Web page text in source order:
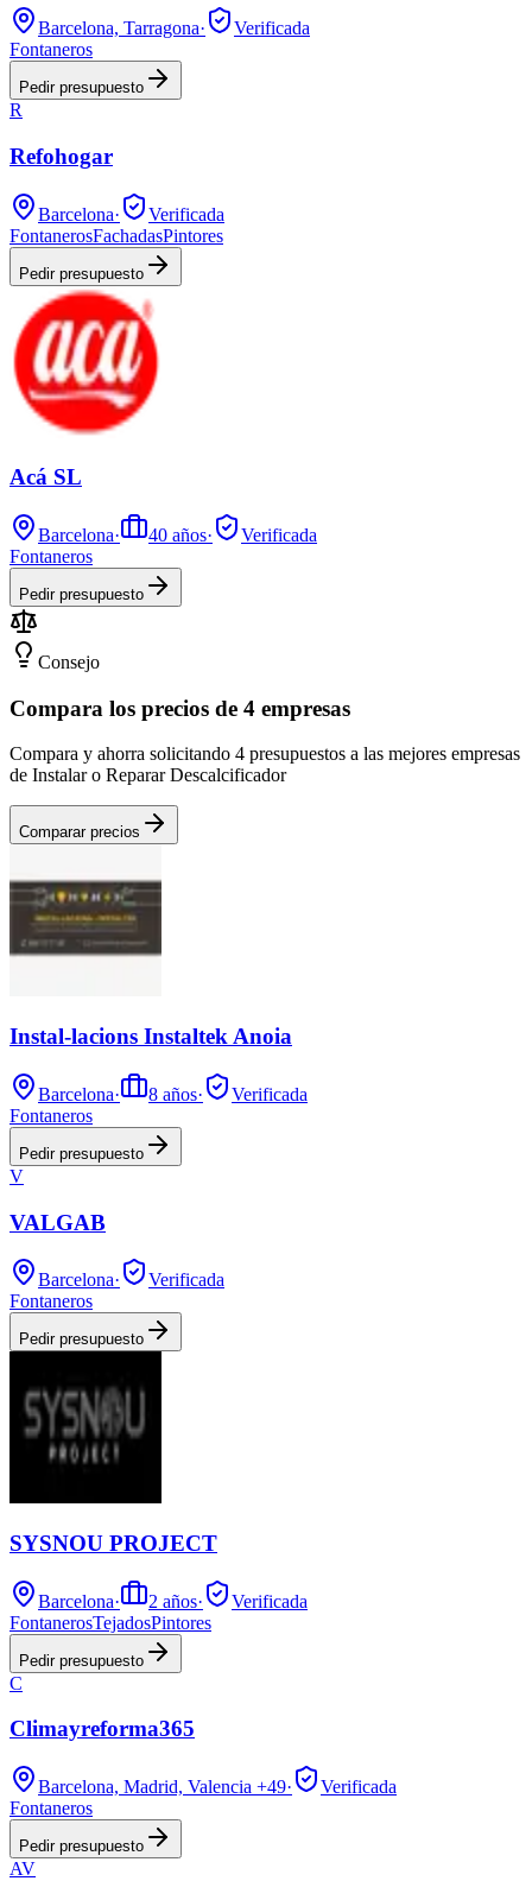
Barcelona, Tarragona·
Verificada
Fontaneros
Pedir presupuesto
R
Refohogar
Barcelona·
Verificada
FontanerosFachadasPintores
Pedir presupuesto
Acá SL
Barcelona· 40 años·
Verificada
Fontaneros
Pedir presupuesto
Consejo
Compara los precios de 4 empresas
Compara y ahorra solicitando 4 presupuestos a las mejores empresas
de Instalar o Reparar Descalcificador
Comparar precios
Instal-lacions Instaltek Anoia
Barcelona· 8 años·
Verificada
Fontaneros
Pedir presupuesto
V
VALGAB
Barcelona·
Verificada
Fontaneros
Pedir presupuesto
SYSNOU PROJECT
Barcelona· 2 años·
Verificada
FontanerosTejadosPintores
Pedir presupuesto
C
Climayreforma365
Barcelona, Madrid, Valencia +49·
Verificada
Fontaneros
Pedir presupuesto
AV